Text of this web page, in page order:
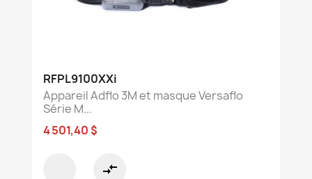
RFPL9100XXi
Appareil Adflo 3M et masque Versaflo
Série M...
4 501,40 $
compare_arrows